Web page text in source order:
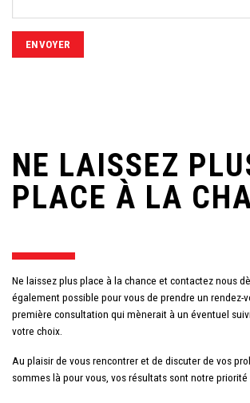
NE LAISSEZ
PLACE À LA
Ne laissez plus place à la chance et contactez nous
également possible pour vous de prendre un rendez-
première consultation qui mènerait à un éventuel
votre choix.
Au plaisir de vous rencontrer et de discuter de vos
sommes là pour vous, vos résultats sont notre priorité